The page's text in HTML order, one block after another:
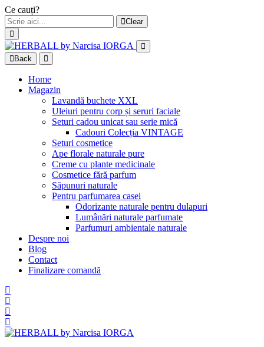
Ce cauți?
Clear
Back
Home
Magazin
Lavandă buchete XXL
Uleiuri pentru corp și seruri faciale
Seturi cadou unicat sau serie mică
Cadouri Colecția VINTAGE
Seturi cosmetice
Ape florale naturale pure
Creme cu plante medicinale
Cosmetice fără parfum
Săpunuri naturale
Pentru parfumarea casei
Odorizante naturale pentru dulapuri
Lumânări naturale parfumate
Parfumuri ambientale naturale
Despre noi
Blog
Contact
Finalizare comandă